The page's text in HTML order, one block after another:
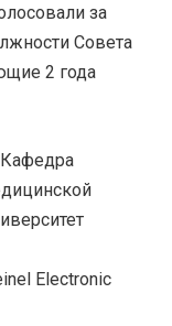
за
Совета
2 года
Electronic